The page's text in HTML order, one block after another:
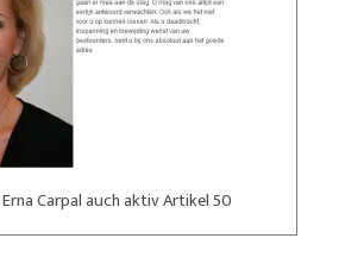
Carpal auch aktiv Artikel 50